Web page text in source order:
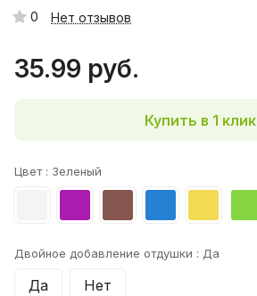
0 Нет отзывов
35.99 руб.
Купить в 1 клик
Цвет : Зеленый
Двойное добавление отдушки : Да
Да Нет